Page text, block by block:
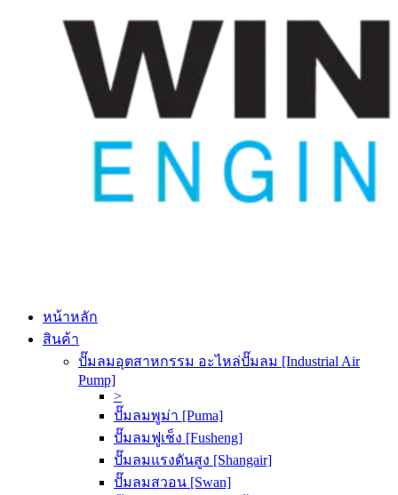
หน้าหลัก
สินค้า
ปั๊มลมอุตสาหกรรม อะไหล่ปั๊มลม [Industrial Air
Pump]
>
ปั๊มลมพูม่า [Puma]
ปั๊มลมฟูเช็ง [Fusheng]
ปั๊มลมแรงดันสูง [Shangair]
ปั๊มลมสวอน [Swan]